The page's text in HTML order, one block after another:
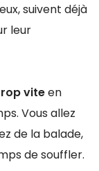
suivent déjà
leur
viteen
Vous allez
de la balade,
de souffler.